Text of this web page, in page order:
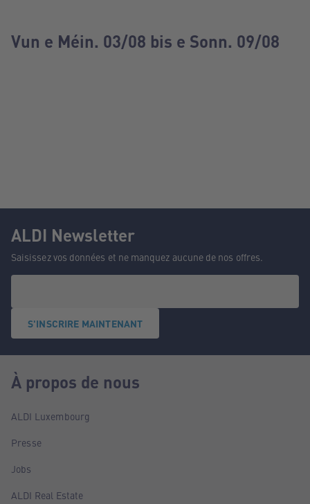
Vun e Méin. 03/08 bis e Sonn. 09/08
ALDI Newsletter
Saisissez vos données et ne manquez aucune de nos offres.
S'INSCRIRE MAINTENANT
À propos de nous
ALDI Luxembourg
Presse
Jobs
ALDI Real Estate